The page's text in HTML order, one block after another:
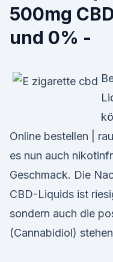
500mg
und 0% -
Online bestellen |
es nun auch
Geschmack. Die
CBD-Liquids ist
sondern auch die
(Cannabidiol)